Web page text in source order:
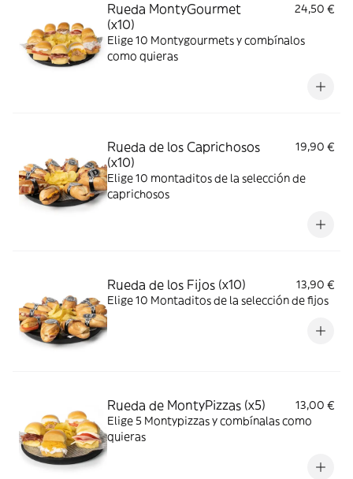
Rueda MontyGourmet
(x10)
24,50 €
Elige 10 Montygourmets y combínalos
como quieras
Rueda de los Caprichosos
(x10)
19,90 €
Elige 10 montaditos de la selección de
caprichosos
Rueda de los Fijos (x10)
13,90 €
Elige 10 Montaditos de la selección de fijos
Rueda de MontyPizzas (x5)
13,00 €
Elige 5 Montypizzas y combínalas como
quieras